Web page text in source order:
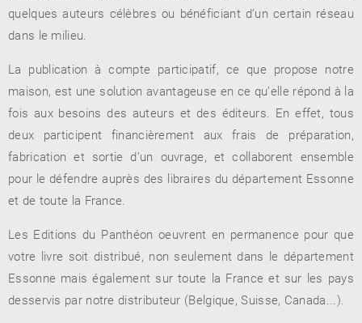
TOUT LE CATALOGUE
RENCONTRE AVEC…
REVUE DE PRESSE
quelques auteurs célèbres ou bénéficiant d’un certain réseau
dans le milieu.
La publication à compte participatif, ce que propose notre
maison, est une solution avantageuse en ce qu’elle répond à la
fois aux besoins des auteurs et des éditeurs. En effet, tous
deux participent financièrement aux frais de préparation,
fabrication et sortie d’un ouvrage, et collaborent ensemble
pour le défendre auprès des libraires du département Essonne
et de toute la France.
Les Editions du Panthéon oeuvrent en permanence pour que
votre livre soit distribué, non seulement dans le département
Essonne mais également sur toute la France et sur les pays
desservis par notre distributeur (Belgique, Suisse, Canada...).